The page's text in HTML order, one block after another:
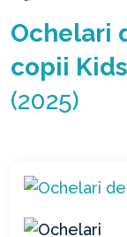
Ochelari
copii Kids
(2025)